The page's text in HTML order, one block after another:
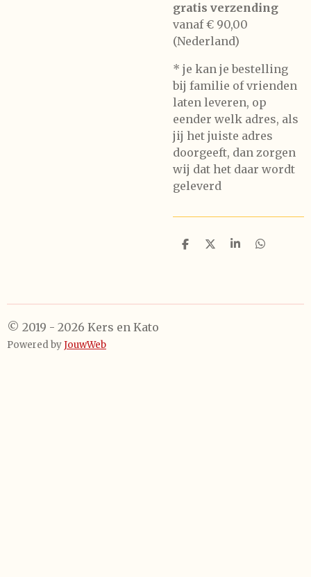
gratis verzending
vanaf € 90,00
(Nederland)
* je kan je bestelling
bij familie of vrienden
laten leveren, op
eender welk adres, als
jij het juiste adres
doorgeeft, dan zorgen
wij dat het daar wordt
geleverd
D
D
S
D
© 2019 - 2026 Kers en Kato
Powered byJouwWeb